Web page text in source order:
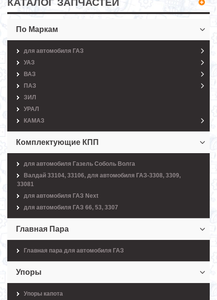
КАТАЛОГ ЗАПЧАСТЕЙ
По Маркам
для автомобиля ГАЗ
УАЗ
ВАЗ
ПАЗ
ЗИЛ
УРАЛ
КАМАЗ
Комплектующие КПП
для автомобиля Газель Соболь Волга
Валдай 33104, 33106, для автомобиля ГАЗ-3308, 3309,
33081
для автомобиля ГАЗ Next
для автомобиля ГАЗ 66, 53, 3307
Главная Пара
Главная пара для автомобиля ГАЗ
Упоры
Упоры капота